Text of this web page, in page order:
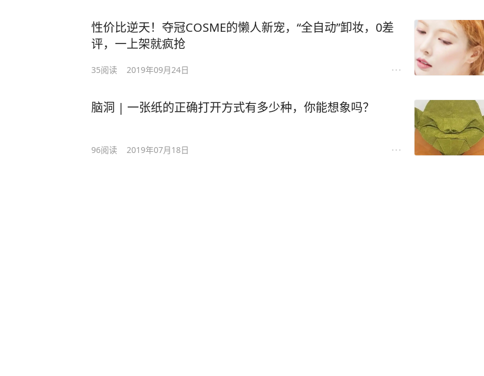
性价比逆天！夺冠COSME的懒人新宠，“全自动”卸妆，0差
评，一上架就疯抢
35阅读 2019年09月24日
脑洞 | 一张纸的正确打开方式有多少种，你能想象吗？
96阅读 2019年07月18日